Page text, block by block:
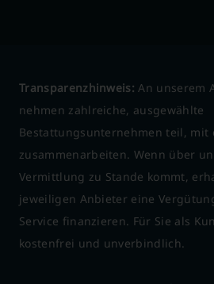
Transparenzhinweis: An unserem
nehmen zahlreiche, ausgewählte
Bestattungsunternehmen teil, mit
zusammenarbeiten. Wenn über
Vermittlung zu Stande kommt,
jeweiligen Anbieter eine
Service finanzieren. Für Sie als
kostenfrei und unverbindlich.